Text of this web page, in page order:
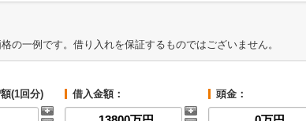
の一例です。借り入れを保証するものではございません。
(1回分) 借入金額： 頭金：